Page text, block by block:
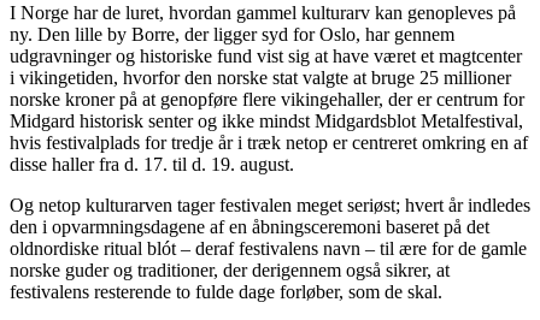
I Norge har de luret, hvordan gammel kulturarv kan genopleves på
ny. Den lille by Borre, der ligger syd for Oslo, har gennem
udgravninger og historiske fund vist sig at have været et magtcenter
i vikingetiden, hvorfor den norske stat valgte at bruge 25 millioner
norske kroner på at genopføre flere vikingehaller, der er centrum for
Midgard historisk senter og ikke mindst Midgardsblot Metalfestival,
hvis festivalplads for tredje år i træk netop er centreret omkring en af
disse haller fra d. 17. til d. 19. august.
Og netop kulturarven tager festivalen meget seriøst; hvert år indledes
den i opvarmningsdagene af en åbningsceremoni baseret på det
oldnordiske ritual blót – deraf festivalens navn – til ære for de gamle
norske guder og traditioner, der derigennem også sikrer, at
festivalens resterende to fulde dage forløber, som de skal.